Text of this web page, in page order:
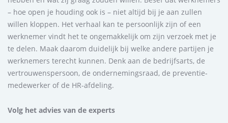
– hoe open je houding ook is – niet altijd bij je aan zullen
willen kloppen. Het verhaal kan te persoonlijk zijn of een
werknemer vindt het te ongemakkelijk om zijn verzoek met je
te delen. Maak daarom duidelijk bij welke andere partijen je
werknemers terecht kunnen. Denk aan de bedrijfsarts, de
vertrouwenspersoon, de ondernemingsraad, de preventie-
medewerker of de HR-afdeling.
Volg het advies van de experts